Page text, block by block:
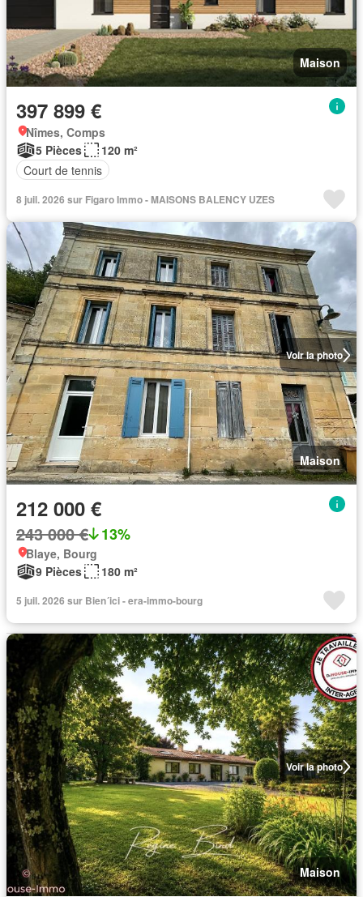
Maison
397 899 €
Nîmes, Comps
5 Pièces
120 m²
Court de tennis
8 juil. 2026 sur Figaro Immo - MAISONS BALENCY UZES
Voir la photo
Maison
212 000 €
243 000 € 13%
Blaye, Bourg
9 Pièces
180 m²
5 juil. 2026 sur Bien´ici - era-immo-bourg
Voir la photo
Maison